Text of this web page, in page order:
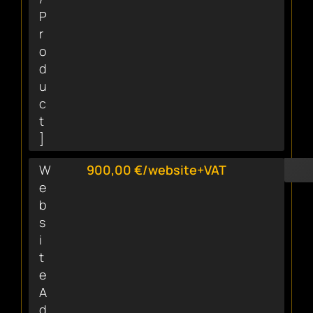
P
r
o
d
u
c
t
]
W
e
b
s
i
t
e
A
900,00 €/website+VAT